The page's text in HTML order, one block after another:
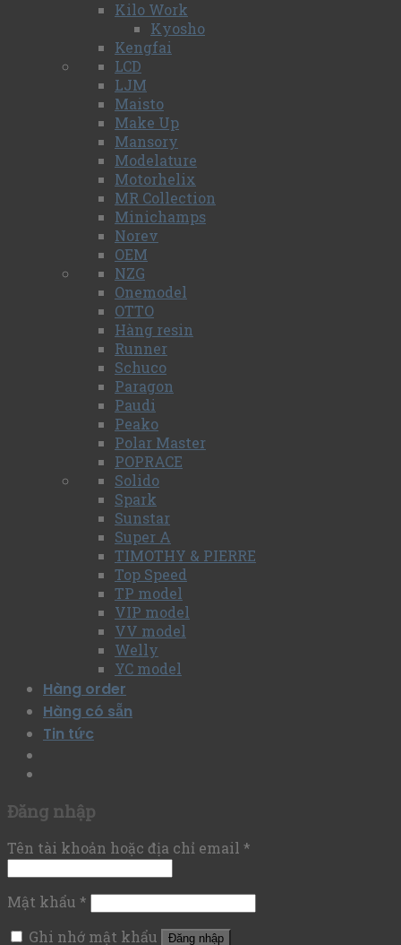
Kilo Work
Kyosho
Kengfai
LCD
LJM
Maisto
Make Up
Mansory
Modelature
Motorhelix
MR Collection
Minichamps
Norev
OEM
NZG
Onemodel
OTTO
Hàng resin
Runner
Schuco
Paragon
Paudi
Peako
Polar Master
POPRACE
Solido
Spark
Sunstar
Super A
TIMOTHY & PIERRE
Top Speed
TP model
VIP model
VV model
Welly
YC model
Hàng order
Hàng có sẵn
Tin tức
Đăng nhập
Tên tài khoản hoặc địa chỉ email *
Mật khẩu *
Ghi nhớ mật khẩu
Đăng nhập